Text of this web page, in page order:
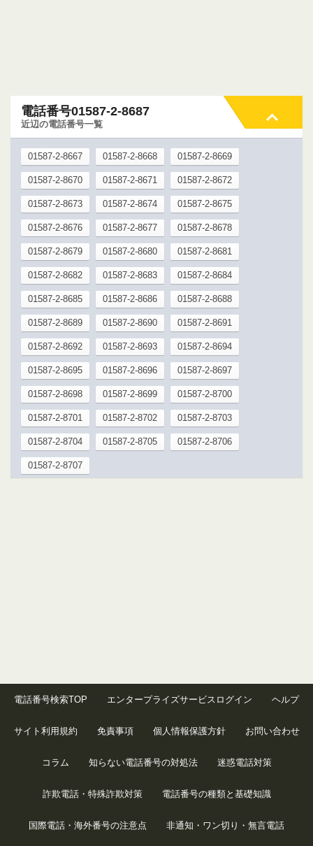
電話番号01587-2-8687
近辺の電話番号一覧
01587-2-8667 01587-2-8668 01587-2-8669
01587-2-8670 01587-2-8671 01587-2-8672
01587-2-8673 01587-2-8674 01587-2-8675
01587-2-8676 01587-2-8677 01587-2-8678
01587-2-8679 01587-2-8680 01587-2-8681
01587-2-8682 01587-2-8683 01587-2-8684
01587-2-8685 01587-2-8686 01587-2-8688
01587-2-8689 01587-2-8690 01587-2-8691
01587-2-8692 01587-2-8693 01587-2-8694
01587-2-8695 01587-2-8696 01587-2-8697
01587-2-8698 01587-2-8699 01587-2-8700
01587-2-8701 01587-2-8702 01587-2-8703
01587-2-8704 01587-2-8705 01587-2-8706
01587-2-8707
電話番号検索TOP エンタープライズサービスログイン ヘルプ
サイト利用規約 免責事項 個人情報保護方針 お問い合わせ
コラム 知らない電話番号の対処法 迷惑電話対策
詐欺電話・特殊詐欺対策 電話番号の種類と基礎知識
国際電話・海外番号の注意点 非通知・ワン切り・無言電話